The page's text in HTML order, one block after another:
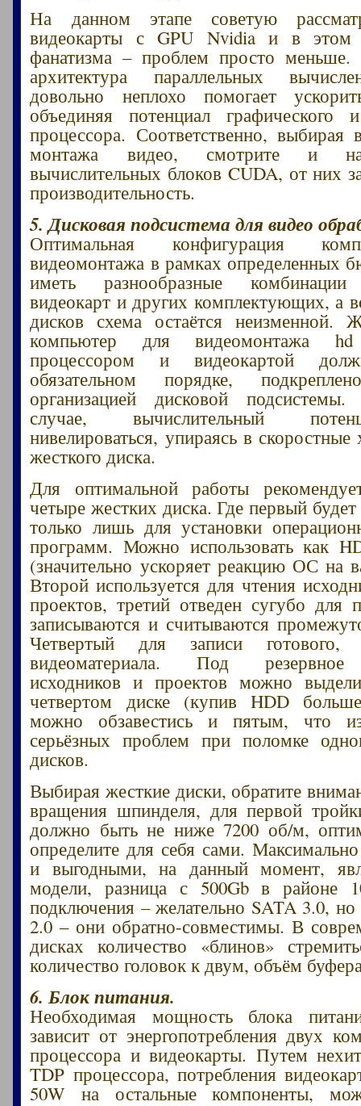
На данном этапе советую
видеокарты с GPU Nvidia и в этом
фанатизма – проблем просто
архитектура параллельных
довольно неплохо помогает
объединяя потенциал графического
процессора. Соответственно, выбирая
монтажа видео, смотрите и на
вычислительных блоков CUDA, от них
производительность.
5. Дисковая подсистема для видео
Оптимальная конфигурация
видеомонтажа в рамках определенных
иметь разнообразные комбинации
видеокарт и других комплектующих, а
дисков схема остаётся неизменной.
компьютер для видеомонтажа
процессором и видеокартой
обязательном порядке,
организацией дисковой
случае, вычислительный
нивелироваться, упираясь в скоростные
жесткого диска.
Для оптимальной работы
четыре жестких диска. Где первый будет
только лишь для установки
программ. Можно использовать как
(значительно ускоряет реакцию ОС на
Второй используется для чтения
проектов, третий отведен сугубо для
записываются и считываются
Четвертый для записи готового,
видеоматериала. Под резервное
исходников и проектов можно
четвертом диске (купив HDD
можно обзавестись и пятым, что
серьёзных проблем при поломке
дисков.
Выбирая жесткие диски, обратите
вращения шпинделя, для первой
должно быть не ниже 7200 об/м,
определите для себя сами.
и выгодными, на данный момент,
модели, разница с 500Gb в районе
подключения – желательно SATA 3.0,
2.0 – они обратно-совместимы. В
дисках количество «блинов»
количество головок к двум, объём
6. Блок питания.
Необходимая мощность блока
зависит от энергопотребления двух
процессора и видеокарты. Путем
TDP процессора, потребления
50W на остальные компоненты,